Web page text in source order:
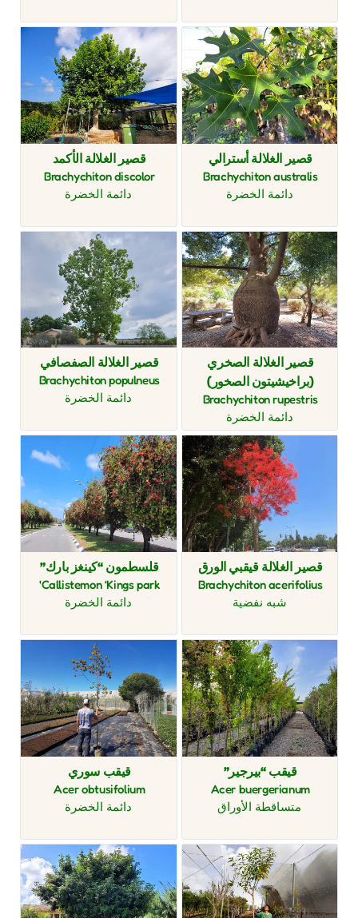
قصير الغلالة أسترالي
Brachychiton australis
دائمة الخضرة
قصير الغلالة الأكمد
Brachychiton discolor
دائمة الخضرة
قصير الغلالة الصخري
(براخيشيتون الصخور)
Brachychiton rupestris
دائمة الخضرة
قصير الغلالة الصفصافي
Brachychiton populneus
دائمة الخضرة
قصير الغلالة قيقبي الورق
Brachychiton acerifolius
شبه نفضية
قلسطمون “كينغز بارك”
Callistemon ‘Kings park'
دائمة الخضرة
قيقب “بيرجير”
Acer buergerianum
متساقطة الأوراق
قيقب سوري
Acer obtusifolium
دائمة الخضرة